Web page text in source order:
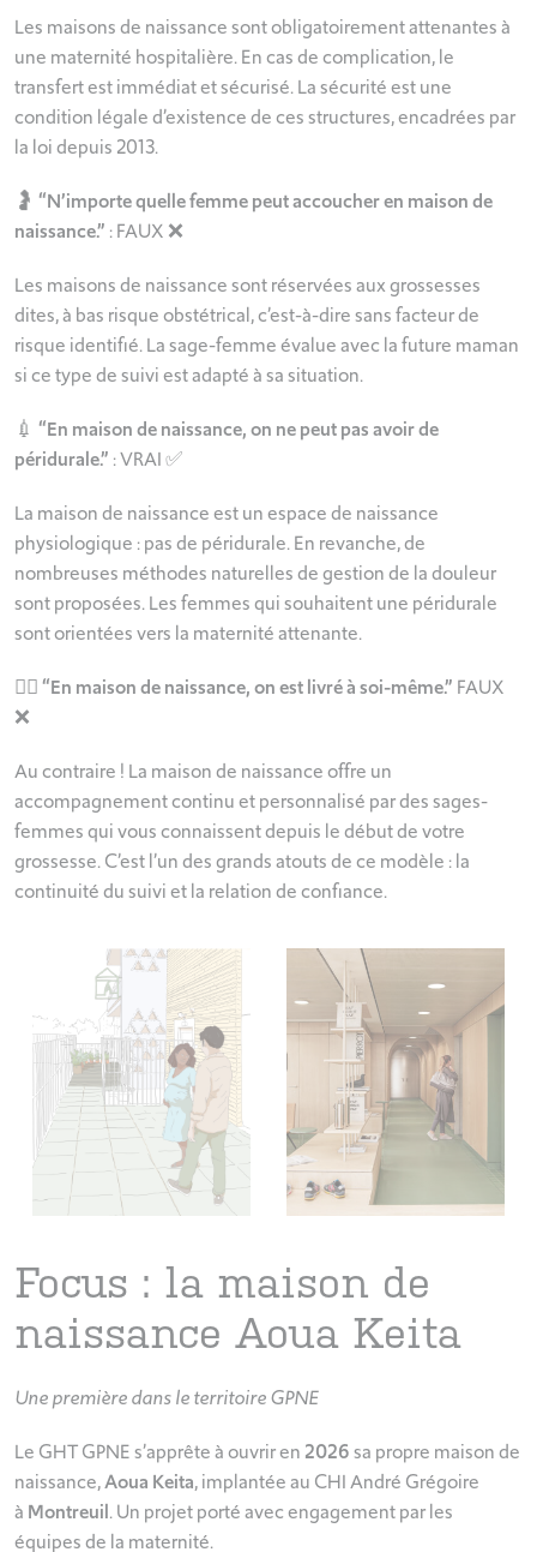
Les maisons de naissance sont obligatoirement attenantes à
une maternité hospitalière. En cas de complication, le
transfert est immédiat et sécurisé. La sécurité est une
condition légale d’existence de ces structures, encadrées par
la loi depuis 2013.
🤰 “N’importe quelle femme peut accoucher en maison de
naissance.” : FAUX ❌
Les maisons de naissance sont réservées aux grossesses
dites, à bas risque obstétrical, c’est-à-dire sans facteur de
risque identifié. La sage-femme évalue avec la future maman
si ce type de suivi est adapté à sa situation.
💉 “En maison de naissance, on ne peut pas avoir de
péridurale.” : VRAI ✅
La maison de naissance est un espace de naissance
physiologique : pas de péridurale. En revanche, de
nombreuses méthodes naturelles de gestion de la douleur
sont proposées. Les femmes qui souhaitent une péridurale
sont orientées vers la maternité attenante.
🙇‍♀️“En maison de naissance, on est livré à soi-même.” FAUX
❌
Au contraire ! La maison de naissance offre un
accompagnement continu et personnalisé par des sages-
femmes qui vous connaissent depuis le début de votre
grossesse. C’est l’un des grands atouts de ce modèle : la
continuité du suivi et la relation de confiance.
Focus : la maison de
naissance Aoua Keita
Une première dans le territoire GPNE
Le GHT GPNE s’apprête à ouvrir en 2026sa propre maison de
naissance,Aoua Keita, implantée au CHI André Grégoire
à Montreuil. Un projet porté avec engagement par les
équipes de la maternité.